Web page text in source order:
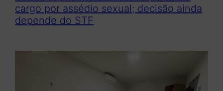
cargo por assédio sexual; decisão ainda
depende do STF